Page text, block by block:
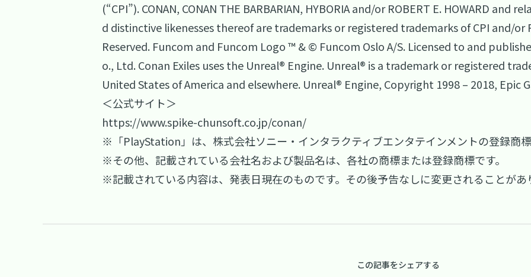
(“CPI”). CONAN, CONAN THE BARBARIAN, HYBORIA and/or ROBERT E. HOWARD and
d distinctive likenesses thereof are trademarks or registered trademarks of CPI and/or
Reserved. Funcom and Funcom Logo ™ & © Funcom Oslo A/S. Licensed to and
o., Ltd. Conan Exiles uses the Unreal® Engine. Unreal® is a trademark or registered
United States of America and elsewhere. Unreal® Engine, Copyright 1998 – 2018, Epic
＜公式サイト＞
https://www.spike-chunsoft.co.jp/conan/
※「PlayStation」は、株式会社ソニー・インタラクティブエンタテインメントの登録商標
※その他、記載されている会社名および製品名は、各社の商標または登録商標です。
※記載されている内容は、発表日現在のものです。その後予告なしに変更されることがあ
この記事をシェアする